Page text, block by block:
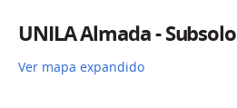
UNILA Almada - Subsolo
Ver mapa expandido